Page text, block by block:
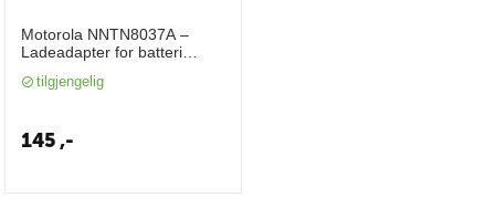
Motorola NNTN8037A –
Ladeadapter for batteri
tilgjengelig
145,-